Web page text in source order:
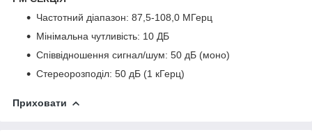
Частотний діапазон: 87,5-108,0 МГерц
Мінімальна чутливість: 10 ДБ
Співвідношення сигнал/шум: 50 дБ (моно)
Стереорозподіл: 50 дБ (1 кГерц)
Приховати